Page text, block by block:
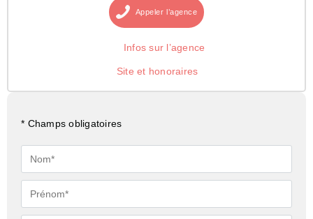
Appeler l’agence
Infos sur l’agence
Site et honoraires
* Champs obligatoires
Nom*
Prénom*